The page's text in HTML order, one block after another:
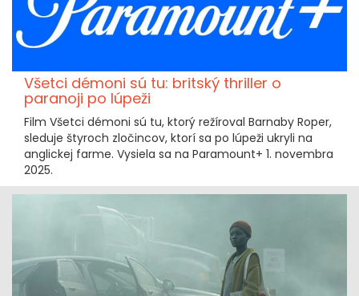
Všetci démoni sú tu: britský thriller o
paranoji po lúpeži
Film Všetci démoni sú tu, ktorý režíroval Barnaby Roper,
sleduje štyroch zločincov, ktorí sa po lúpeži ukryli na
anglickej farme. Vysiela sa na Paramount+ 1. novembra
2025.